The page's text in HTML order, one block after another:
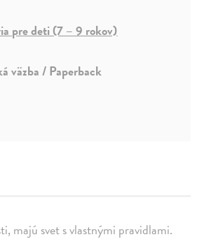
majú svet s vlastnými pravidlami.
pre deti (7 – 9 rokov)
väzba / Paperback